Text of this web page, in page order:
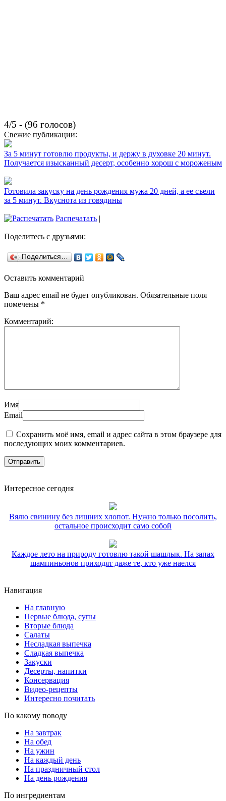
4/5 - (96 голосов)
Свежие публикации:
За 5 минут готовлю продукты, и держу в духовке 20 минут.
Получается изысканный десерт, особенно хорош с мороженым
Готовила закуску на день рождения мужа 20 дней, а ее съели
за 5 минут. Вкуснота из говядины
Распечатать |
Поделитесь с друзьями:
Поделиться…
Оставить комментарий
Ваш адрес email не будет опубликован. Обязательные поля
помечены *
Комментарий:
Имя
Email
Сохранить моё имя, email и адрес сайта в этом браузере для
последующих моих комментариев.
Интересное сегодня
Вялю свинину без лишних хлопот. Нужно только посолить,
остальное происходит само собой
Каждое лето на природу готовлю такой шашлык. На запах
шампиньонов приходят даже те, кто уже наелся
Навигация
На главную
Первые блюда, супы
Вторые блюда
Салаты
Несладкая выпечка
Сладкая выпечка
Закуски
Десерты, напитки
Консервация
Видео-рецепты
Интересно почитать
По какому поводу
На завтрак
На обед
На ужин
На каждый день
На праздничный стол
На день рождения
По ингредиентам